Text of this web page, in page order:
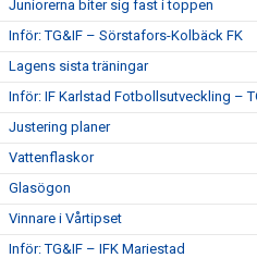
Juniorerna biter sig fast i toppen
Inför: TG&IF – Sörstafors-Kolbäck FK
Lagens sista träningar
Inför: IF Karlstad Fotbollsutveckling –
Justering planer
Vattenflaskor
Glasögon
Vinnare i Vårtipset
Inför: TG&IF – IFK Mariestad